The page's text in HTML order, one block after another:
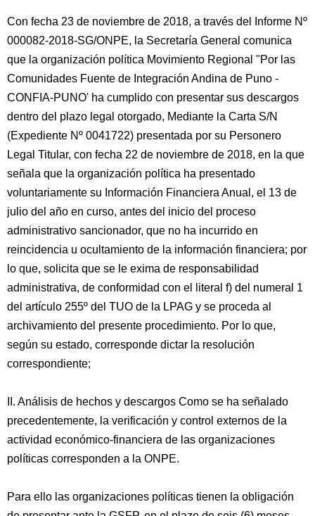
Con fecha 23 de noviembre de 2018, a través del Informe Nº
000082-2018-SG/ONPE, la Secretaría General comunica
que la organización política Movimiento Regional "Por las
Comunidades Fuente de Integración Andina de Puno -
CONFIA-PUNO' ha cumplido con presentar sus descargos
dentro del plazo legal otorgado, Mediante la Carta S/N
(Expediente Nº 0041722) presentada por su Personero
Legal Titular, con fecha 22 de noviembre de 2018, en la que
señala que la organización política ha presentado
voluntariamente su Información Financiera Anual, el 13 de
julio del año en curso, antes del inicio del proceso
administrativo sancionador, que no ha incurrido en
reincidencia u ocultamiento de la información financiera; por
lo que, solicita que se le exima de responsabilidad
administrativa, de conformidad con el literal f) del numeral 1
del artículo 255º del TUO de la LPAG y se proceda al
archivamiento del presente procedimiento. Por lo que,
según su estado, corresponde dictar la resolución
correspondiente;
II. Análisis de hechos y descargos Como se ha señalado
precedentemente, la verificación y control externos de la
actividad económico-financiera de las organizaciones
políticas corresponden a la ONPE.
Para ello las organizaciones políticas tienen la obligación